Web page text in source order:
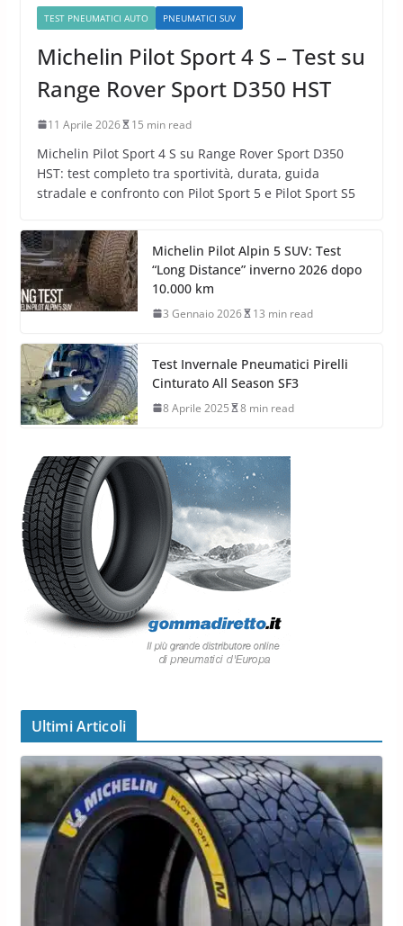
TEST PNEUMATICI AUTO PNEUMATICI SUV
Michelin Pilot Sport 4 S – Test su
Range Rover Sport D350 HST
11 Aprile 2026 15 min read
Michelin Pilot Sport 4 S su Range Rover Sport D350
HST: test completo tra sportività, durata, guida
stradale e confronto con Pilot Sport 5 e Pilot Sport S5
Michelin Pilot Alpin 5 SUV: Test
“Long Distance” inverno 2026 dopo
10.000 km
3 Gennaio 2026 13 min read
Test Invernale Pneumatici Pirelli
Cinturato All Season SF3
8 Aprile 2025 8 min read
Ultimi Articoli